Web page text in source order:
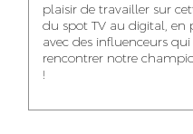
MERYEM OUALHAN
TRAFFIC MANAGER
JABRI
GRAPHIC
plaisir de travailler sur
du spot TV au digital, en
avec des influenceurs
rencontrer notre
!